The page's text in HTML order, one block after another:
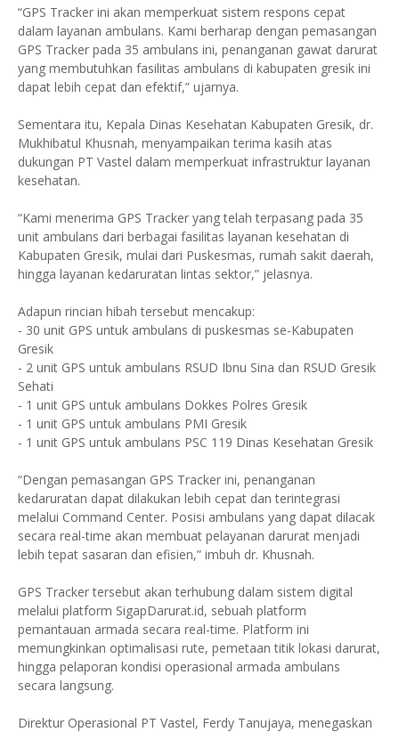
“GPS Tracker ini akan memperkuat sistem respons cepat
dalam layanan ambulans. Kami berharap dengan pemasangan
GPS Tracker pada 35 ambulans ini, penanganan gawat darurat
yang membutuhkan fasilitas ambulans di kabupaten gresik ini
dapat lebih cepat dan efektif,” ujarnya.
Sementara itu, Kepala Dinas Kesehatan Kabupaten Gresik, dr.
Mukhibatul Khusnah, menyampaikan terima kasih atas
dukungan PT Vastel dalam memperkuat infrastruktur layanan
kesehatan.
“Kami menerima GPS Tracker yang telah terpasang pada 35
unit ambulans dari berbagai fasilitas layanan kesehatan di
Kabupaten Gresik, mulai dari Puskesmas, rumah sakit daerah,
hingga layanan kedaruratan lintas sektor,” jelasnya.
Adapun rincian hibah tersebut mencakup:
- 30 unit GPS untuk ambulans di puskesmas se-Kabupaten
Gresik
- 2 unit GPS untuk ambulans RSUD Ibnu Sina dan RSUD Gresik
Sehati
- 1 unit GPS untuk ambulans Dokkes Polres Gresik
- 1 unit GPS untuk ambulans PMI Gresik
- 1 unit GPS untuk ambulans PSC 119 Dinas Kesehatan Gresik
“Dengan pemasangan GPS Tracker ini, penanganan
kedaruratan dapat dilakukan lebih cepat dan terintegrasi
melalui Command Center. Posisi ambulans yang dapat dilacak
secara real-time akan membuat pelayanan darurat menjadi
lebih tepat sasaran dan efisien,” imbuh dr. Khusnah.
GPS Tracker tersebut akan terhubung dalam sistem digital
melalui platform SigapDarurat.id, sebuah platform
pemantauan armada secara real-time. Platform ini
memungkinkan optimalisasi rute, pemetaan titik lokasi darurat,
hingga pelaporan kondisi operasional armada ambulans
secara langsung.
Direktur Operasional PT Vastel, Ferdy Tanujaya, menegaskan